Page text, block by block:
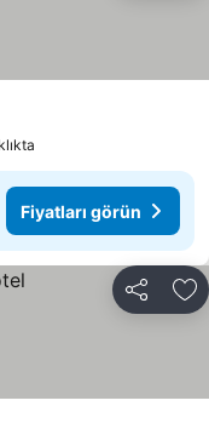
Fiyatları görün
Paylaş